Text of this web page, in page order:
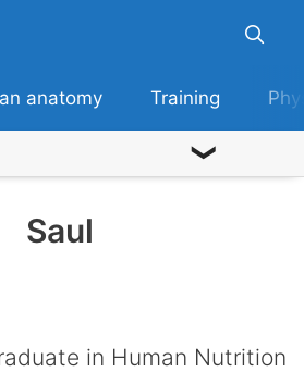
anatomy Training
Saul
in Human Nutrition